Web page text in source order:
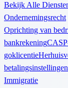
Bekijk Alle
Ondernemingsrecht
Oprichting van
bankrekening
goklicentie
betalingsinstellingen
Immigratie